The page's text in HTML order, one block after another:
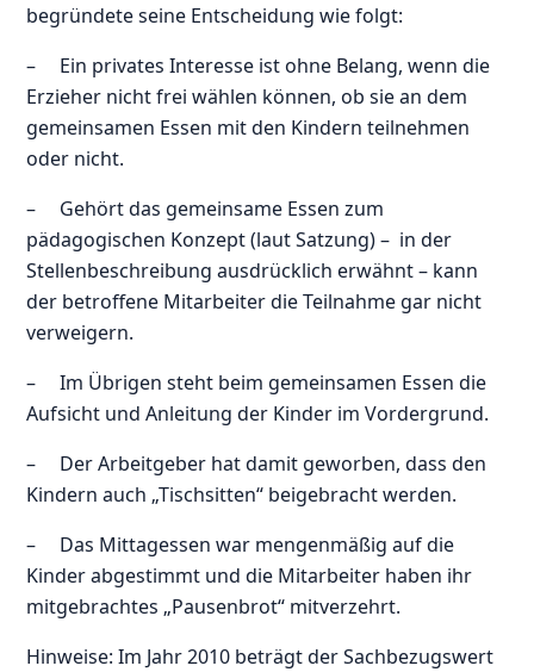
begründete seine Entscheidung wie folgt:
– Ein privates Interesse ist ohne Belang, wenn die
Erzieher nicht frei wählen können, ob sie an dem
gemeinsamen Essen mit den Kindern teilnehmen
oder nicht.
– Gehört das gemeinsame Essen zum
pädagogischen Konzept (laut Satzung) – in der
Stellenbeschreibung ausdrücklich erwähnt – kann
der betroffene Mitarbeiter die Teilnahme gar nicht
verweigern.
– Im Übrigen steht beim gemeinsamen Essen die
Aufsicht und Anleitung der Kinder im Vordergrund.
– Der Arbeitgeber hat damit geworben, dass den
Kindern auch „Tischsitten“ beigebracht werden.
– Das Mittagessen war mengenmäßig auf die
Kinder abgestimmt und die Mitarbeiter haben ihr
mitgebrachtes „Pausenbrot“ mitverzehrt.
Hinweise: Im Jahr 2010 beträgt der Sachbezugswert